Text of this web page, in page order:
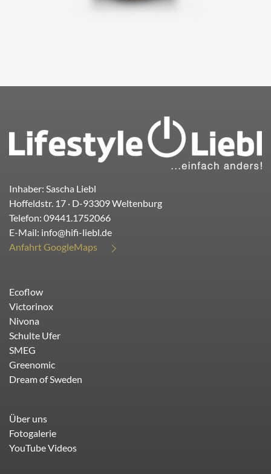
Inhaber: Sascha Liebl
Hoffeldstr. 17 · D-93309Weltenburg
Telefon: 09441.1752066
E-Mail: info@hifi-liebl.de
Anfahrt GoogleMaps
Ecoflow
Victorinox
Nivona
Schulte Ufer
SMEG
Greenomic
Dream of Sweden
Über uns
Fotogalerie
YouTube Videos